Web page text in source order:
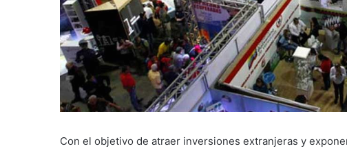
Con el objetivo de atraer inversiones extranjeras y